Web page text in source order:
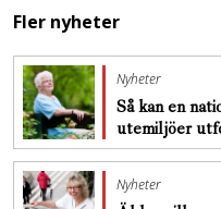
Fler nyheter
Nyheter
Så kan en
utemiljöer
Nyheter